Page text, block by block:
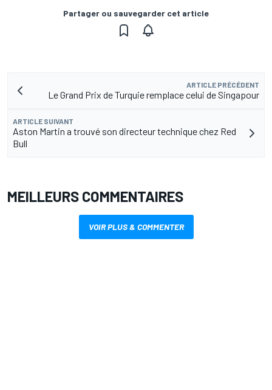
Partager ou sauvegarder cet article
ARTICLE PRÉCÉDENT
Le Grand Prix de Turquie remplace celui de Singapour
ARTICLE SUIVANT
Aston Martin a trouvé son directeur technique chez Red
Bull
MEILLEURS COMMENTAIRES
VOIR PLUS & COMMENTER